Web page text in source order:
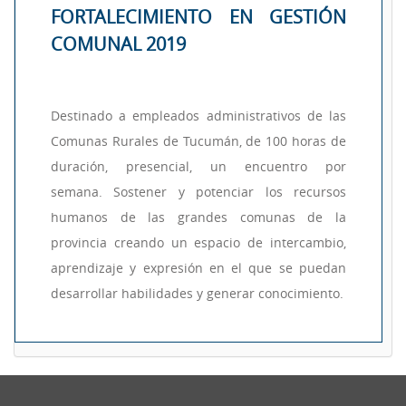
FORTALECIMIENTO EN GESTIÓN
COMUNAL 2019
Destinado a empleados administrativos de las
Comunas Rurales de Tucumán, de 100 horas de
duración, presencial, un encuentro por
semana.Sostener y potenciar los recursos
humanos de las grandes comunas de la
provincia creando un espacio de intercambio,
aprendizaje y expresión en el que se puedan
desarrollar habilidades y generar conocimiento.